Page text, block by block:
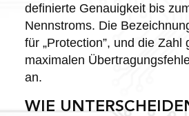
definierte Genauigkeit bis
Nennstroms. Die
für „Protection”, und die Zahl
maximalen
an.
WIE